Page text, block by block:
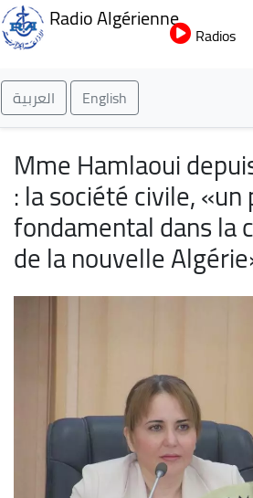
au
Radio Algérienne
Radios
العربية English
Mme Hamlaoui
: la société civile,
fondamental dans la
de la nouvelle